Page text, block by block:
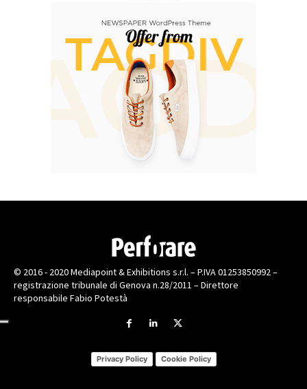
© 2016 - 2020 Mediapoint & Exhibitions s.r.l. – P.IVA 01253850992 –
registrazione tribunale di Genova n.28/2011 – Direttore
responsabile Fabio Potestà
Privacy Policy Cookie Policy